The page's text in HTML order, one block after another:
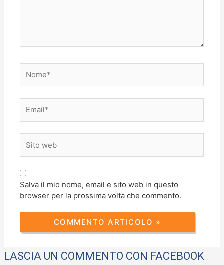
web
Salva il mio nome, email e sito web in questo
browser per la prossima volta che commento.
LASCIA UN COMMENTO CON FACEBOOK